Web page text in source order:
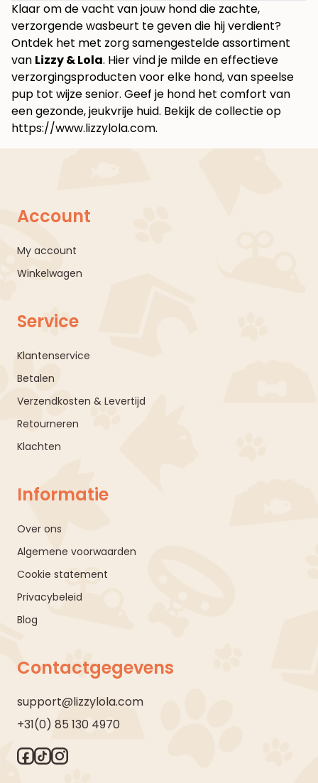
Klaar om de vacht van jouw hond die zachte,
verzorgende wasbeurt te geven die hij verdient?
Ontdek het met zorg samengestelde assortiment
van Lizzy & Lola. Hier vind je milde en effectieve
verzorgingsproducten voor elke hond, van speelse
pup tot wijze senior. Geef je hond het comfort van
een gezonde, jeukvrije huid. Bekijk de collectie op
https://www.lizzylola.com.
Account
My account
Winkelwagen
Service
Klantenservice
Betalen
Verzendkosten & Levertijd
Retourneren
Klachten
Informatie
Over ons
Algemene voorwaarden
Cookie statement
Privacybeleid
Blog
Contactgegevens
support@lizzylola.com
+31(0) 85 130 4970